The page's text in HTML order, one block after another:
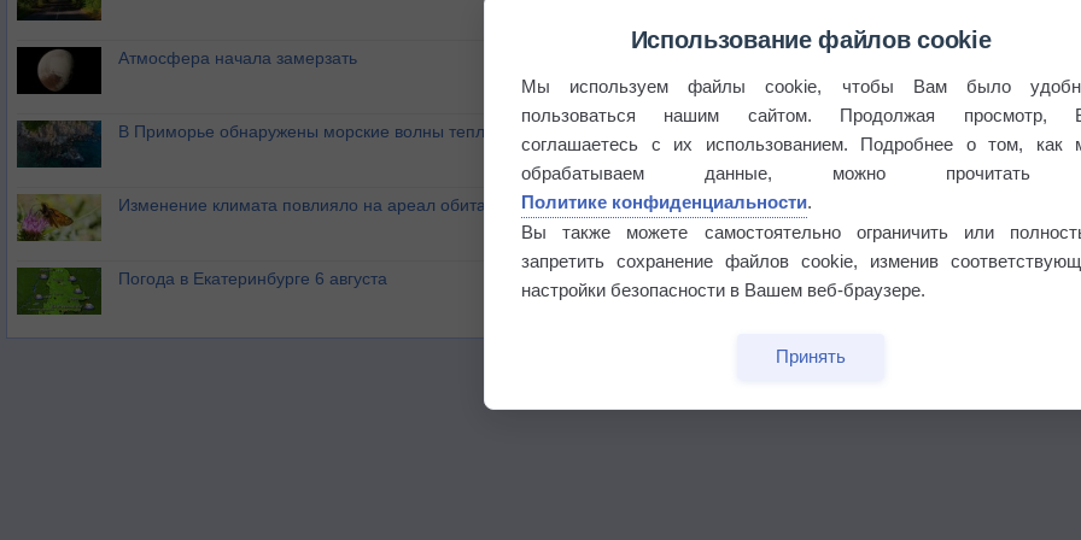
Атмосфера начала замерзать
В Приморье обнаружены морские волны тепла
Изменение климата повлияло на ареал обитания бабочек
Погода в Екатеринбурге 6 августа
Использование файлов cookie
Мы используем файлы cookie, чтобы Вам было
пользоваться нашим сайтом. Продолжая просмотр,
соглашаетесь с их использованием. Подробнее о том, как
обрабатываем данные, можно прочитать
Политике конфиденциальности.
Вы также можете самостоятельно ограничить или
запретить сохранение файлов cookie, изменив
настройки безопасности в Вашем веб-браузере.
Принять